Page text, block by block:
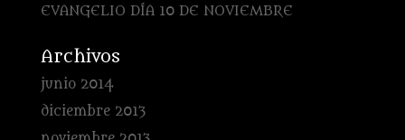
EVANGELIO DÍA 10 DE NOVIEMBRE
Archivos
junio 2014
diciembre 2013